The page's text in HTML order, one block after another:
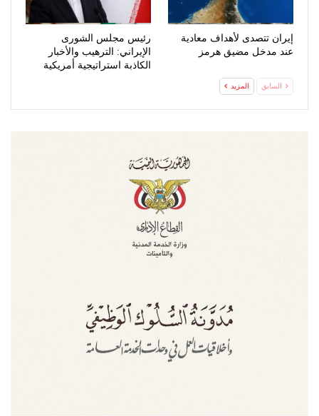
إيران تتصدى لأهداف معادية
عند مدخل مضيق هرمز
رئيس مجلس الشورى
الإيراني: الترهيب والأخبار
الكاذبة استراتيجية أمريكية
السابق المزيد